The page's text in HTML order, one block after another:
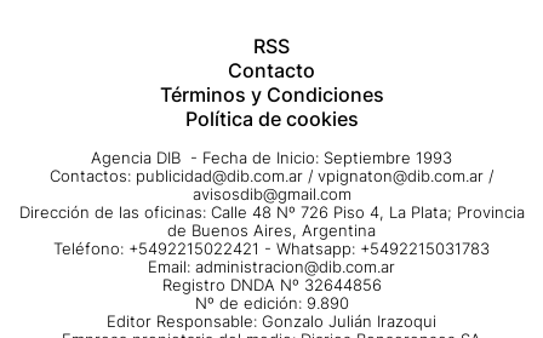
RSS
Contacto
Términos y Condiciones
Política de cookies
Agencia DIB - Fecha de Inicio: Septiembre 1993
Contactos: publicidad@dib.com.ar / vpignaton@dib.com.ar /
avisosdib@gmail.com
Dirección de las oficinas: Calle 48 Nº 726 Piso 4, La Plata; Provincia
de Buenos Aires, Argentina
Teléfono: +5492215022421 - Whatsapp: +5492215031783
Email: administracion@dib.com.ar
Registro DNDA Nº 32644856
Nº de edición: 9.890
Editor Responsable: Gonzalo Julián Irazoqui